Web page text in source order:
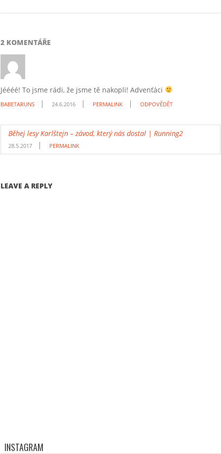
2 KOMENTÁŘE
Jéééé! To jsme rádi, že jsme tě nakopli! Advenťáci
BABETARUNS 24.6.2016 PERMALINK ODPOVĚDĚT
Běhej lesy Karlštejn – závod, který nás dostal | Running2
28.5.2017 PERMALINK
LEAVE A REPLY
INSTAGRAM